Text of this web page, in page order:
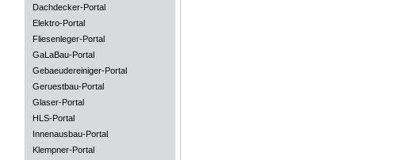
Dachdecker-Portal
Elektro-Portal
Fliesenleger-Portal
GaLaBau-Portal
Gebaeudereiniger-Portal
Geruestbau-Portal
Glaser-Portal
HLS-Portal
Innenausbau-Portal
Klempner-Portal